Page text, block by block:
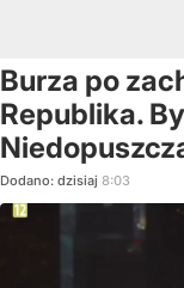
Burza po
Republika.
Dodano: dzisiaj 8:03